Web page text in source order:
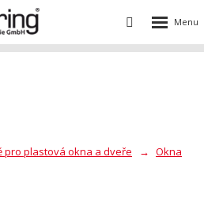
Vyhledávání
Rozbalení
pro plastová okna a dveře
Okna